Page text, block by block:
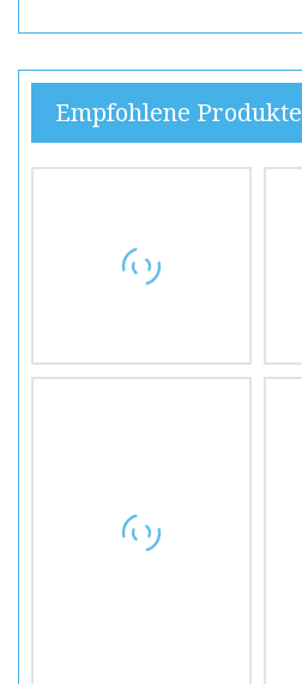
Empfohlene Produkte